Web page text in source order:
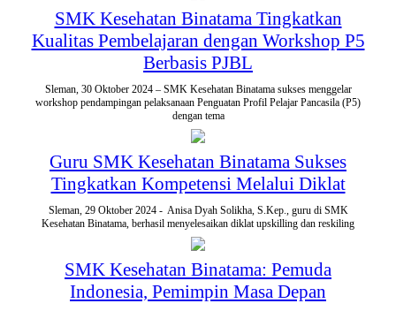
SMK Kesehatan Binatama Tingkatkan
Kualitas Pembelajaran dengan Workshop P5
Berbasis PJBL
Sleman, 30 Oktober 2024 – SMK Kesehatan Binatama sukses menggelar
workshop pendampingan pelaksanaan Penguatan Profil Pelajar Pancasila (P5)
dengan tema
Guru SMK Kesehatan Binatama Sukses
Tingkatkan Kompetensi Melalui Diklat
Sleman, 29 Oktober 2024 - Anisa Dyah Solikha, S.Kep., guru di SMK
Kesehatan Binatama, berhasil menyelesaikan diklat upskilling dan reskiling
SMK Kesehatan Binatama: Pemuda
Indonesia, Pemimpin Masa Depan